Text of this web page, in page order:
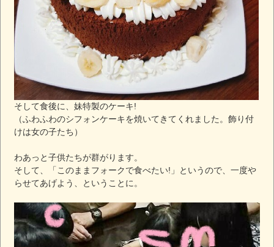
そして食後に、妹特製のケーキ!
（ふわふわのシフォンケーキを焼いてきてくれました。飾り付
けは女の子たち）
わあっと子供たちが群がります。
そして、「このままフォークで食べたい!」というので、一度や
らせてあげよう、ということに。